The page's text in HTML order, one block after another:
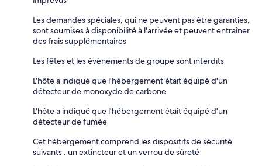
Les demandes spéciales, qui ne peuvent pas être garanties,
sont soumises à disponibilité à l'arrivée et peuvent entraîner
des frais supplémentaires
Les fêtes et les événements de groupe sont interdits
L'hôte a indiqué que l'hébergement était équipé d'un
détecteur de monoxyde de carbone
L'hôte a indiqué que l'hébergement était équipé d'un
détecteur de fumée
Cet hébergement comprend les dispositifs de sécurité
suivants : un extincteur et un verrou de sûreté